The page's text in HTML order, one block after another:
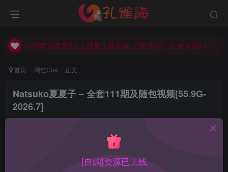
(2/2)每日凌晨0点主动查失效补链(点我演示)，失效不超24小时，
(2/2)每日凌晨0点主动查失效补链(点我演示)，失效不超24小时，
首页 网红Cos 正文
Natsuko夏夏子 – 全套111期及随包视频[55.9G-
2026.7]
关注
[自购]资源已上线